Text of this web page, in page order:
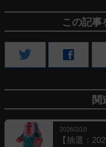
この記事
twitter facebook
関
2026/2/10
【抽選：